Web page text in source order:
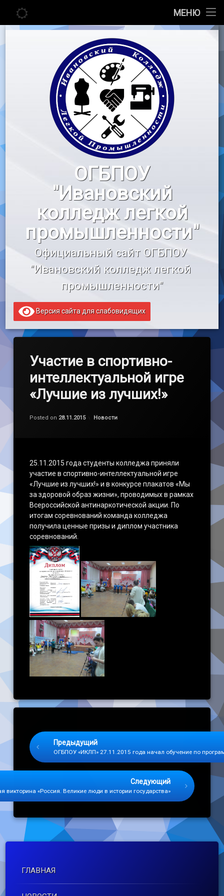
МЕНЮ
Главная
Педагогу
Воспитательная работа
«Профессионалы»
«Профессионалитет»
Образовательный кредит
Перейти
ОГБПОУ
"Ивановский
колледж легкой
промышленности"
Официальный сайт ОГБПОУ
"Ивановский колледж легкой
промышленности"
Версия сайта для слабовидящих
Участие в спортивно-
интеллектуальной игре
«Лучшие из лучших!»
Posted on 28.11.2015
Обновлено на
by
Категории:
Новости
25.11.2015 года студенты колледжа приняли
участие в спортивно-интеллектуальной игре
«Лучшие из лучших!» и в конкурсе плакатов «Мы
за здоровой образ жизни», проводимых в рамках
Всероссийской антинаркотической акции. По
итогам соревнований команда колледжа
получила ценные призы и диплом участника
соревнований.
Предыдущий
ОГБПОУ «ИКЛП» 27.11.2015 года начал обучение по
Следующий
викторина «Россия. Великие люди в истории государства»
ГЛАВНАЯ